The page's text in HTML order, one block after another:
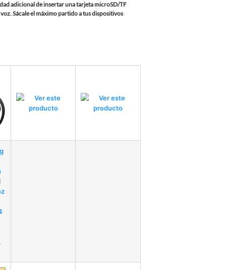
adicional de insertar una tarjeta microSD/TF
Sácale el máximo partido a tus dispositivos